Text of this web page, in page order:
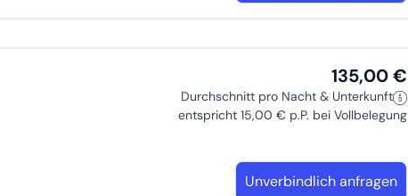
135,00 €
Durchschnitt pro Nacht & Unterkunft
entspricht 15,00 € p.P. bei Vollbelegung
Unverbindlich anfragen